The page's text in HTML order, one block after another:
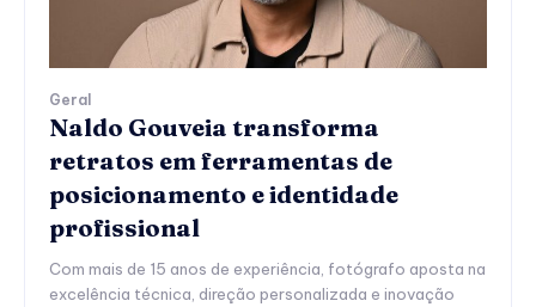
Geral
Naldo Gouveia transforma
retratos em ferramentas de
posicionamento e identidade
profissional
Com mais de 15 anos de experiência, fotógrafo aposta na
excelência técnica, direção personalizada e inovação